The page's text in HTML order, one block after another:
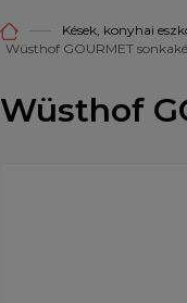
Kések, konyhai
Wüsthof GOURMET
Wüsthof